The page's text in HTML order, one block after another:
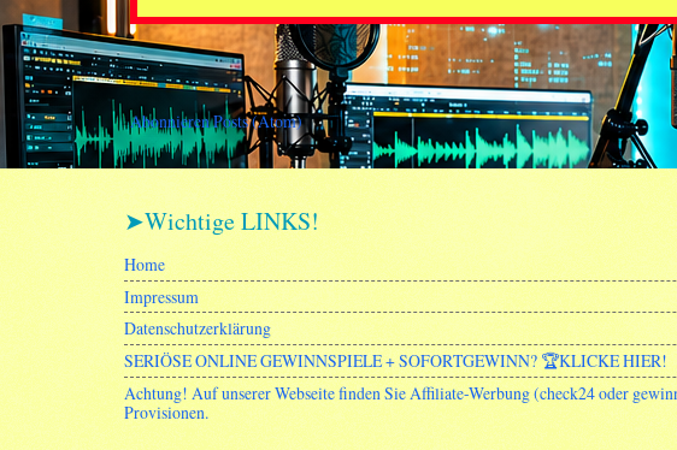
AbonnierenPosts (Atom)
➤Wichtige LINKS!
Home
Impressum
Datenschutzerklärung
SERIÖSE ONLINE GEWINNSPIELE + SOFORTGEWINN? 🏆KLICKE HIER!
Achtung! Auf unserer Webseite finden Sie Affiliate-Werbung (check24 oder
Provisionen.